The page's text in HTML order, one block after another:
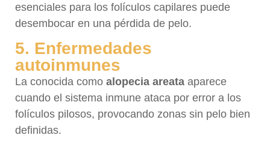
esenciales para los folículos capilares puede
desembocar en una pérdida de pelo.
5. Enfermedades
autoinmunes
La conocida como alopecia areata aparece
cuando el sistema inmune ataca por error a los
folículos pilosos, provocando zonas sin pelo bien
definidas.